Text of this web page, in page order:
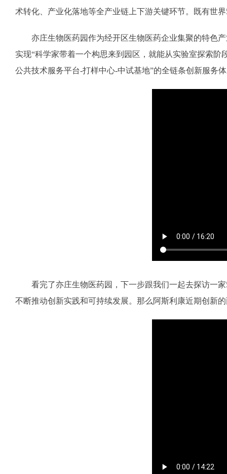
术转化、产业化落地等全产业链上下游关键环节。既有世
亦庄生物医药园作为经开区生物医药企业集聚的特色
实现“科学家带着一个构思来到园区，就能从实验室探索
公共技术服务平台-打样中心-中试基地”的全链条创新服务
看完了亦庄生物医药园，下一步跟我们一起去探访一
不断推动创新实践和可持续发展。那么阿斯利康近期创新